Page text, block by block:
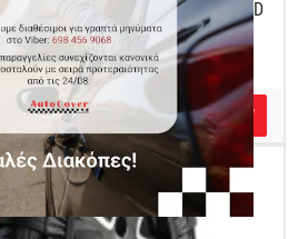
Dynamic Safe Brake D
Autocover AU80059323